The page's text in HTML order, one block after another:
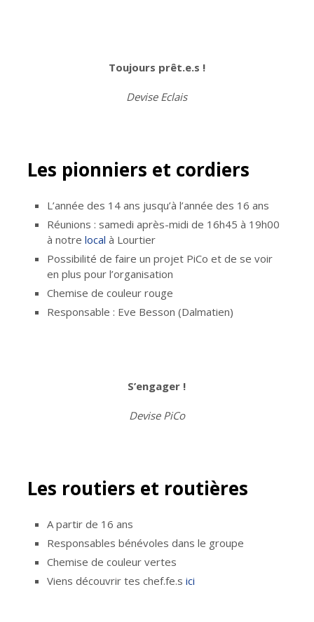
Toujours prêt.e.s !
Devise Eclais
Les pionniers et cordiers
L’année des 14 ans jusqu’à l’année des 16 ans
Réunions : samedi après-midi de 16h45 à 19h00
à notrelocal à Lourtier
Possibilité de faire un projet PiCo et de se voir
en plus pour l’organisation
Chemise de couleur rouge
Responsable : Eve Besson (Dalmatien)
S’engager !
Devise PiCo
Les routiers et routières
A partir de 16 ans
Responsables bénévoles dans le groupe
Chemise de couleur vertes
Viens découvrir tes chef.fe.sici